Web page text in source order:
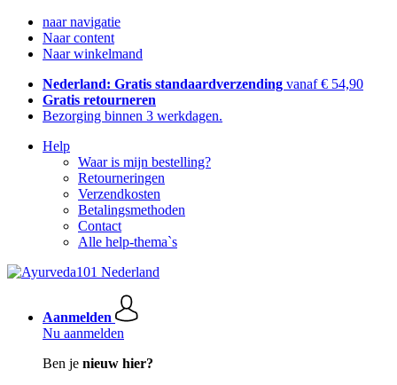
naar navigatie
Naar content
Naar winkelmand
Nederland: Gratis standaardverzending vanaf € 54,90
Gratis retourneren
Bezorging binnen 3 werkdagen.
Help
Waar is mijn bestelling?
Retourneringen
Verzendkosten
Betalingsmethoden
Contact
Alle help-thema`s
Aanmelden
Nu aanmelden
Ben je nieuw hier?